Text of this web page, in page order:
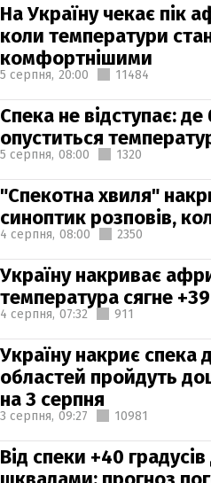
На Україну чекає пік
коли температури
комфортнішими
5 серпня, 20:00 11484
Спека не відступає:
опуститься
5 серпня, 08:00 1320
"Спекотна хвиля"
синоптик розповів,
4 серпня, 08:00 2350
Україну накриває
температура сягне +39
4 серпня, 07:32 911
Україну накриє спека
областей пройдуть
на 3 серпня
3 серпня, 09:27 10981
Від спеки +40 градусів